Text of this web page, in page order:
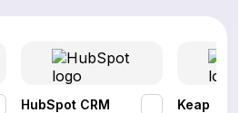
HubSpot CRM Keap